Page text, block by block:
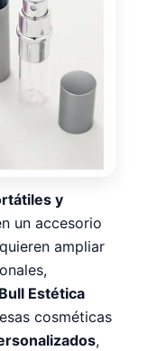
y
un accesorio
ampliar
Bull Estética
cosméticas
,